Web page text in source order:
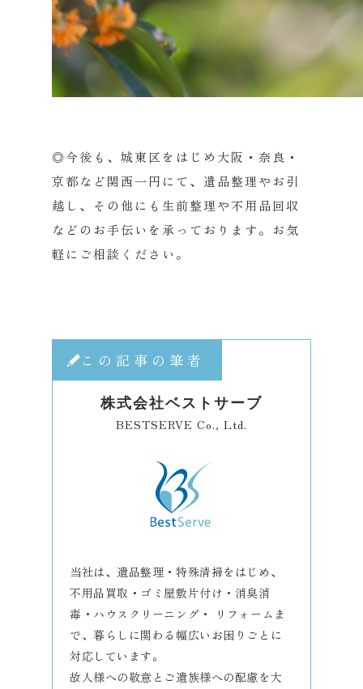
◎今後も、城東区をはじめ大阪・奈良・
京都など関西一円にて、 遺品整理やお引
越し、その他にも生前整理や不用品回収
などのお手伝いを承っております。 お気
軽にご相談ください。
この記事の筆者
株式会社ベストサーブ
BESTSERVE Co., Ltd.
当社は、遺品整理・特殊清掃をはじめ、
不用品買取・ゴミ屋敷片付け・消臭消
毒・ハウスクリーニング・ リフォームま
で、暮らしに関わる幅広いお困りごとに
対応しています。
故人様への敬意とご遺族様への配慮を大